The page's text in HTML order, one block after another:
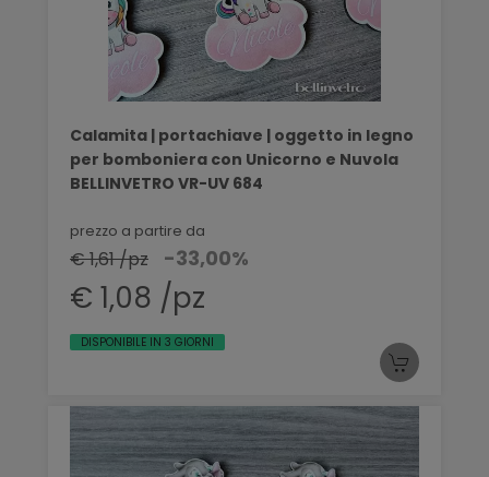
Calamita | portachiave | oggetto in legno
per bomboniera con Unicorno e Nuvola
BELLINVETRO VR-UV 684
prezzo a partire da
€ 1,61 /pz -33,00%
€ 1,08 /pz
DISPONIBILE IN 3 GIORNI